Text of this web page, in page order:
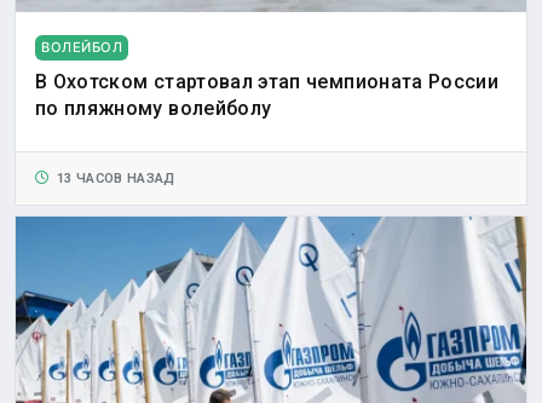
ВОЛЕЙБОЛ
В Охотском стартовал этап чемпионата России
по пляжному волейболу
13 ЧАСОВ НАЗАД